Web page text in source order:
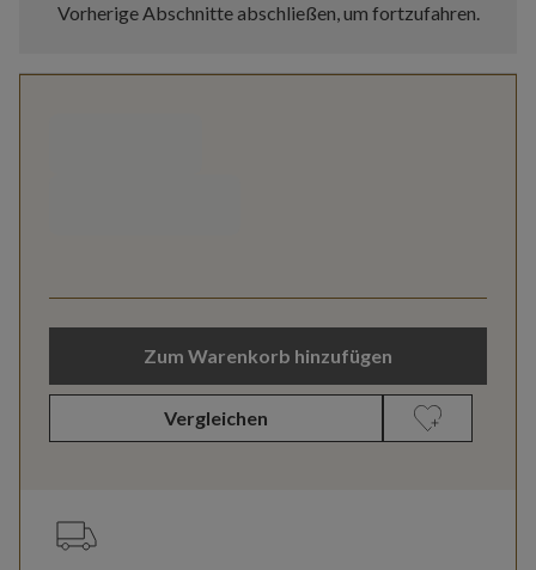
Vorherige Abschnitte abschließen, um fortzufahren.
Zum Warenkorb hinzufügen
Vergleichen